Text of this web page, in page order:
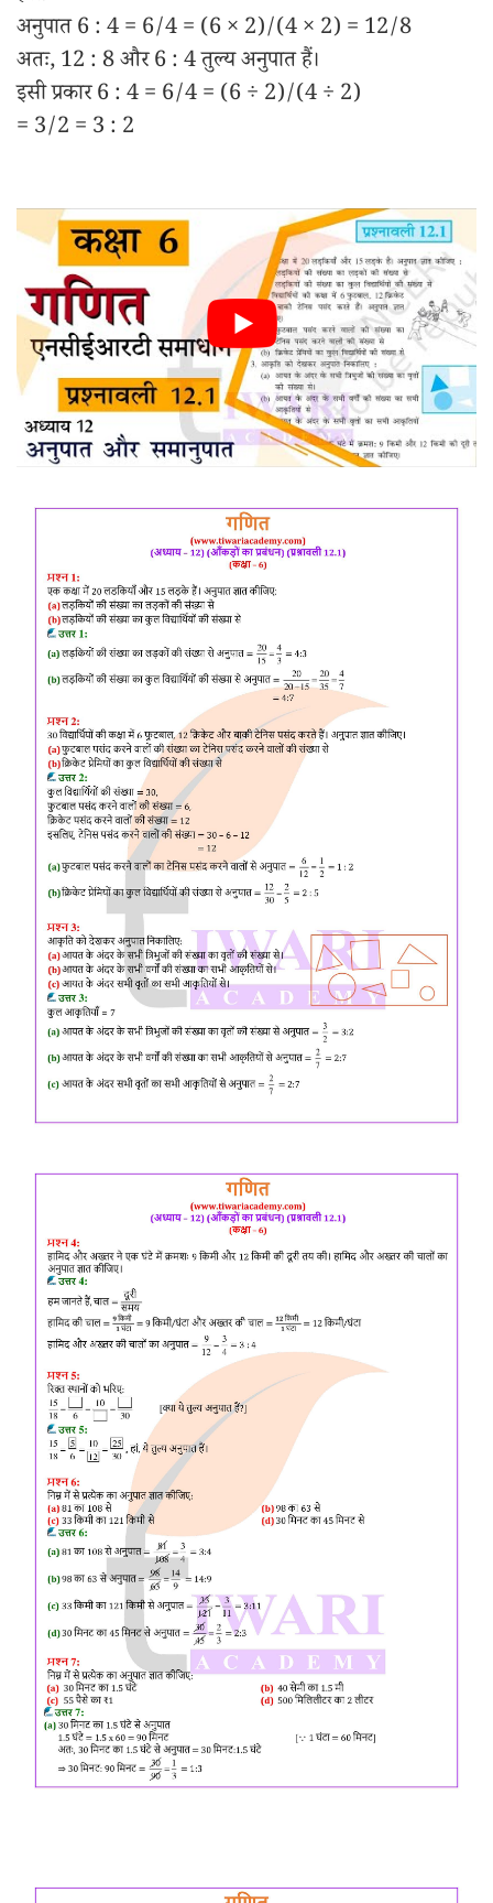
अनुपात 6 : 4 = 6/4 = (6 × 2)/(4 × 2) = 12/8
अतः, 12 : 8 और 6 : 4 तुल्य अनुपात हैं।
इसी प्रकार 6 : 4 = 6/4 = (6 ÷ 2)/(4 ÷ 2)
= 3/2 = 3 : 2